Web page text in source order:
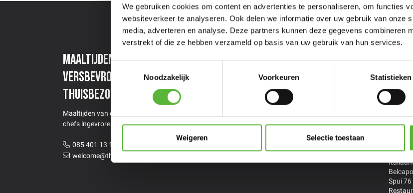
We gebruiken cookies om content en advertenties te personaliseren, om functies
websiteverkeer te analyseren. Ook delen we informatie over uw gebruik van onze
media, adverteren en analyse. Deze partners kunnen deze gegevens combineren
verstrekt of die ze hebben verzameld op basis van uw gebruik van hun services.
Noodzakelijk
Voorkeuren Statistieken
Weigeren Selectie toestaan
Maaltijden van topchefs
versbevroren
thuisbezorgd
Maaltijden van de beste restaurants &
chefs ingevroren thuisbezorgd
085 401 13 12
welcome@thecoolmarket.nl
Eenpersoons
Porties voor
meer personen
Chefs
De
Thais
The
Belcapo
Spui 76